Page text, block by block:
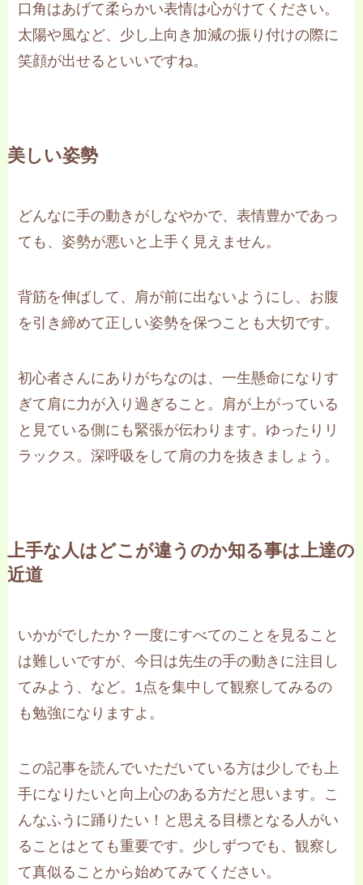
口角はあげて柔らかい表情は心がけてください。
太陽や風など、少し上向き加減の振り付けの際に
笑顔が出せるといいですね。
美しい姿勢
どんなに手の動きがしなやかで、表情豊かであっ
ても、姿勢が悪いと上手く見えません。
背筋を伸ばして、肩が前に出ないようにし、お腹
を引き締めて正しい姿勢を保つことも大切です。
初心者さんにありがちなのは、一生懸命になりす
ぎて肩に力が入り過ぎること。肩が上がっている
と見ている側にも緊張が伝わります。ゆったりリ
ラックス。深呼吸をして肩の力を抜きましょう。
上手な人はどこが違うのか知る事は上達の
近道
いかがでしたか？一度にすべてのことを見ること
は難しいですが、今日は先生の手の動きに注目し
てみよう、など。1点を集中して観察してみるの
も勉強になりますよ。
この記事を読んでいただいている方は少しでも上
手になりたいと向上心のある方だと思います。こ
んなふうに踊りたい！と思える目標となる人がい
ることはとても重要です。少しずつでも、観察し
て真似ることから始めてみてください。